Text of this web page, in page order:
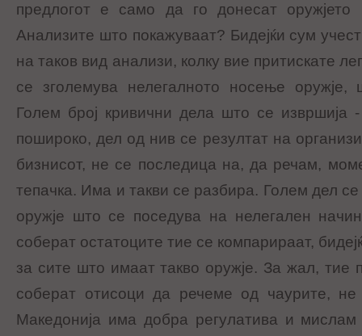
предлогот е само да го донесат оружјето
Анализите што покажуваат? Бидејќи сум
на таков вид анализи, колку вие притискате
се зголемува нелегалното носење
Голем број кривични дела што се извршија
пошироко, дел од нив се резултат на
бизнисот, не се последица на, да речам,
тепачка. Има и такви се разбира. Голем дел
оружје што се поседува на нелегален
соберат остатоците тие се компарираат,
за сите што имаат такво оружје. За жал, тие
соберат отисоци да речеме од чаурите,
Македонија има добра регулатива и мислам